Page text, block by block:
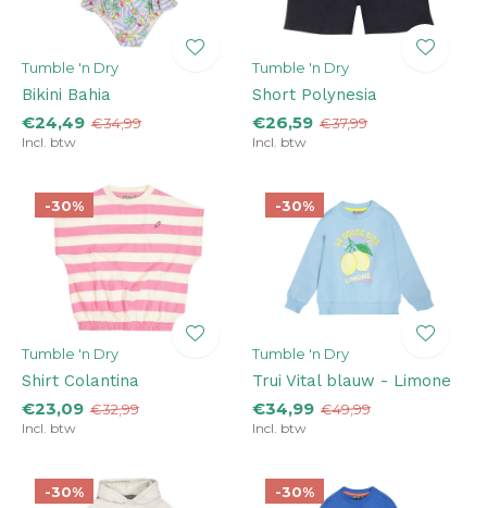
Tumble 'n Dry
Bikini Bahia
€24,49 €34,99
Incl. btw
Tumble 'n Dry
Short Polynesia
€26,59 €37,99
Incl. btw
-30%
Tumble 'n Dry
Shirt Colantina
€23,09 €32,99
Incl. btw
-30%
Tumble 'n Dry
Trui Vital blauw - Limone
€34,99 €49,99
Incl. btw
-30% -30%